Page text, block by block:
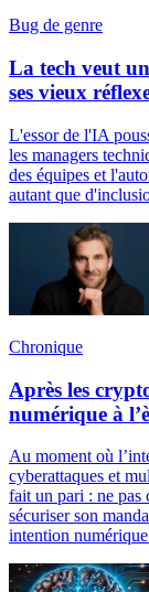
Bug de genre
La tech veut
ses vieux
L'essor de l'IA
les managers
des équipes et
autant que
Chronique
Après les
numérique à
Au moment où
cyberattaques et
fait un pari : ne pas
sécuriser son
intention